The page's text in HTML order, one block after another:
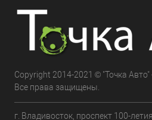
Copyright 2014-2021 © "Точка
Все права защищены.
г. Владивосток, проспект 100-